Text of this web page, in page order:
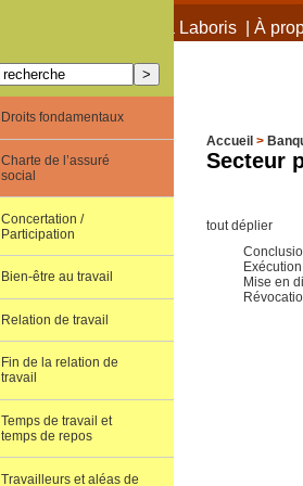
À propos de Terra Laboris| À
Accueil >
Secteur
tout déplier
Exécution
Mise en
Droits fondamentaux
Charte de l’assuré
social
Concertation /
Participation
Bien-être au travail
Relation de travail
Fin de la relation de
travail
Temps de travail et
temps de repos
Travailleurs et aléas de